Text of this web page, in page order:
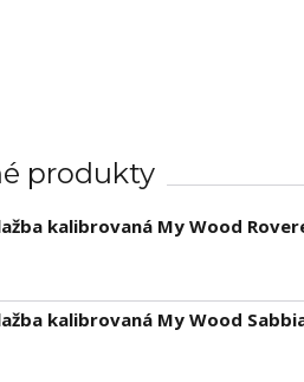
produkty
kalibrovaná My Wood
kalibrovaná My Wood